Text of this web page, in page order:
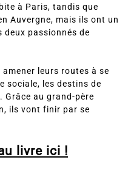
à Paris, tandis que
Auvergne, mais ils ont un
passionnés de
leurs routes à se
sociale, les destins de
Grâce au grand-père
ils vont finir par se
livre ici !